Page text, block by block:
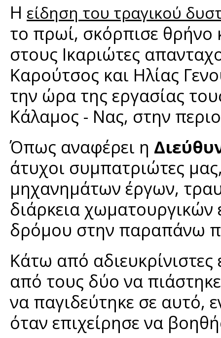
Η είδηση του τραγικού
το πρωί, σκόρπισε θρήνο
στους Ικαριώτες
Καρούτσος και Ηλίας
την ώρα της εργασίας
Κάλαμος - Νας, στην
Όπως αναφέρει η
άτυχοι συμπατριώτες
μηχανημάτων έργων,
διάρκεια χωματουργικών
δρόμου στην παραπάνω
Κάτω από
από τους δύο να
να παγιδεύτηκε σε αυτό,
όταν επιχείρησε να